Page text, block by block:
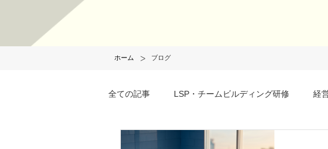
ホーム > ブログ
全ての記事 LSP・チームビルディング研修 経